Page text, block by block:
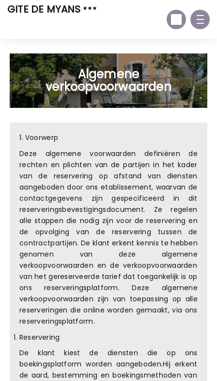
GITE DE MYANS
Algemene
verkoopvoorwaarden
1. Voorwerp
Deze algemene voorwaarden definiëren de
rechten en plichten van de partijen in het kader
van de reservering op afstand van diensten
aangeboden door ons etablissement, waarvan de
contactgegevens zijn gespecificeerd in dit
reserveringsbevestigingsdocument. Ze regelen
alle stappen die nodig zijn voor de reservering en
de opvolging van de reservering tussen de
contractpartijen. De klant erkent kennis te hebben
genomen van deze algemene
verkoopvoorwaarden en de verkoopvoorwaarden
van het gereserveerde tarief dat toegankelijk is op
ons reserveringsplatform. Deze algemene
verkoopvoorwaarden zijn van toepassing op alle
reserveringen die online worden gemaakt, via ons
reserveringsplatform.
Reservering
De klant kiest de diensten die op ons
boekingsplatform worden aangeboden.Hij erkent
de aard, bestemming en boekingsmethoden van